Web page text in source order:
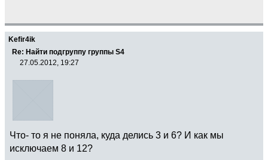
Kefir4ik
Re: Найти подгруппу группы S4
27.05.2012, 19:27
Что- то я не поняла, куда делись 3 и 6? И как мы
исключаем 8 и 12?